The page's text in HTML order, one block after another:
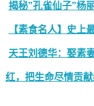
揭秘”孔雀仙子”杨
【素食名人】史
天王刘德华：娶素
红，把生命尽情贡献